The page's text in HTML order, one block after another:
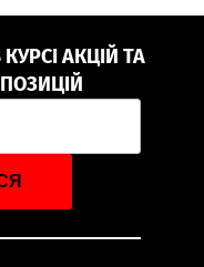
АКЦІЙ ТА